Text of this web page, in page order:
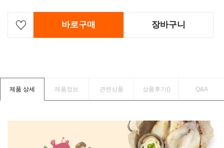
바로구매 장바구니
제품 상세 제품정보 관련상품 상품후기() Q&A